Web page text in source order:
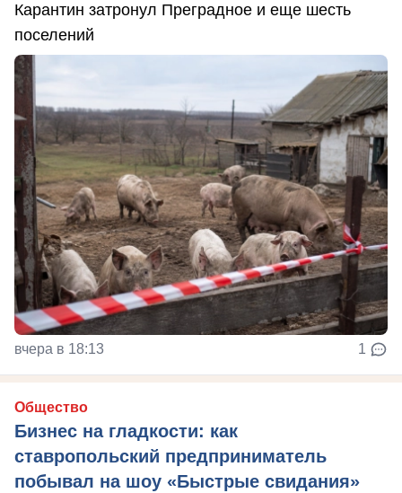
Карантин затронул Преградное и еще шесть
поселений
вчера в 18:13 1
Общество
Бизнес на гладкости: как
ставропольский предприниматель
побывал на шоу «Быстрые свидания»